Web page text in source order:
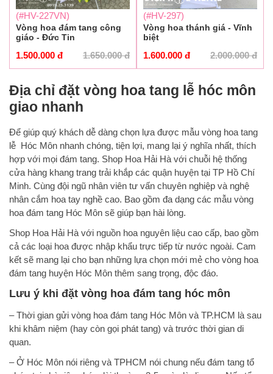
(#HV-227VN)
Vòng hoa đám tang công
giáo - Đức Tin
1.650.000đ
1.500.000 đ
(#HV-297)
Vòng hoa thánh giá - Vĩnh
biệt
2.000.000đ
1.600.000 đ
Địa chỉ đặt vòng hoa tang lễ hóc môn
giao nhanh
Để giúp quý khách dễ dàng chọn lựa được mẫu vòng hoa tang
lễ Hóc Môn nhanh chóng, tiện lợi, mang lại ý nghĩa nhất, thích
hợp với mọi đám tang. Shop Hoa Hải Hà với chuỗi hệ thống
cửa hàng khang trang trải khắp các quận huyện tại TP Hồ Chí
Minh. Cùng đội ngũ nhân viên tư vấn chuyên nghiệp và nghệ
nhân cắm hoa tay nghề cao. Bao gồm đa dạng các mẫu vòng
hoa đám tang Hóc Môn sẽ giúp bạn hài lòng.
Shop Hoa Hải Hà với nguồn hoa nguyên liệu cao cấp, bao gồm
cả các loại hoa được nhập khẩu trực tiếp từ nước ngoài. Cam
kết sẽ mang lại cho bạn những lựa chọn mới mẻ cho vòng hoa
đám tang huyện Hóc Môn thêm sang trọng, độc đáo.
Lưu ý khi đặt vòng hoa đám tang hóc môn
– Thời gian gửi vòng hoa đám tang Hóc Môn và TP.HCM là sau
khi khâm niệm (hay còn gọi phát tang) và trước thời gian di
quan.
– Ở Hóc Môn nói riêng và TPHCM nói chung nếu đám tang tổ